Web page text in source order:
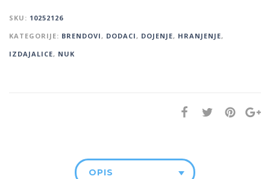
SKU: 10252126
KATEGORIJE: BRENDOVI, DODACI, DOJENJE, HRANJENJE,
IZDAJALICE, NUK
OPIS